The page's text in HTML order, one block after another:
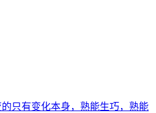
只有变化本身，熟能生巧，熟能